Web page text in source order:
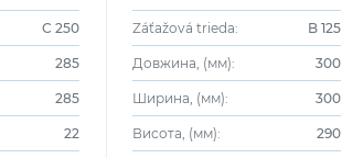
C 250
285
285
22
Záťažová trieda: B 125
Довжина, (мм): 300
Ширина, (мм): 300
Висота, (мм): 290